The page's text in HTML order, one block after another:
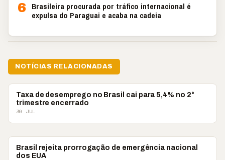
6 Brasileira procurada por tráfico internacional é
expulsa do Paraguai e acaba na cadeia
NOTÍCIAS RELACIONADAS
BRASIL
Taxa de desemprego no Brasil cai para 5,4% no 2°
trimestre encerrado
30 JUL
BRASIL
Brasil rejeita prorrogação de emergência nacional
dos EUA